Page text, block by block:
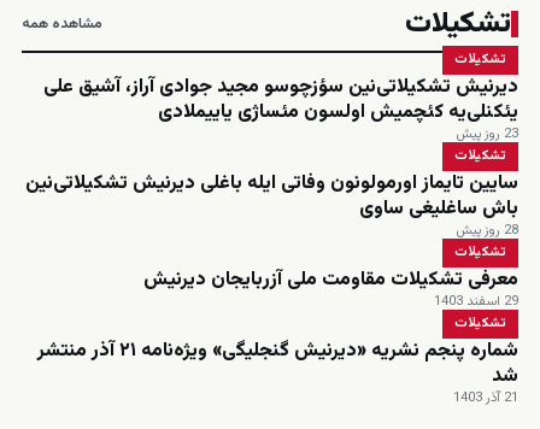
تشکیلات مشاهده همه
تشکیلات
دیرنیش تشکیلاتی‌نین سؤزچوسو مجید جوادی آراز، آشیق علی
یئکنلی‌یه کئچمیش اولسون مئساژی یاییملادی
23 روز پیش
تشکیلات
سایین تایماز اورمولونون وفاتی ایله باغلی دیرنیش تشکیلاتی‌نین
باش ساغلیغی ساوی
28 روز پیش
تشکیلات
معرفی تشکیلات مقاومت ملی آزربایجان دیرنیش
29 اسفند 1403
تشکیلات
شماره پنجم نشریه «دیرنیش گنجلیگی» ویژه‌نامه ۲۱ آذر منتشر
شد
21 آذر 1403